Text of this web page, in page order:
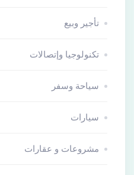
تأجير وبيع
تكنولوجيا وإتصالات
سياحة وسفر
سيارات
مشروعات و عقارات